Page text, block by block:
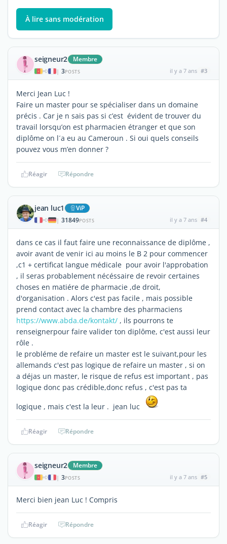
À lire sans modération
seigneur2 Membre
| 3POSTS il y a 7 ans #3
Merci Jean Luc !
Faire un master pour se spécialiser dans un domaine
précis . Car je n sais pas si c’est évident de trouver du
travail lorsqu’on est pharmacien étranger et que son
diplôme on l´a eu au Cameroun . Si oui quels conseils
pouvez vous m’en donner ?
Réagir Répondre
jean luc1 ViP
| 31849POSTS il y a 7 ans #4
dans ce cas il faut faire une reconnaissance de diplôme ,
avoir avant de venir ici au moins le B 2 pour commencer
,c1 + certificat langue médicale pour avoir l'approbation
, il seras probablement nécéssaire de revoir certaines
choses en matiére de pharmacie ,de droit,
d'organisation . Alors c'est pas facile , mais possible
prend contact avec la chambre des pharmaciens
https://www.abda.de/kontakt/ , ils pourrons te
renseignerpour faire valider ton diplôme, c'est aussi leur
rôle .
le probléme de refaire un master est le suivant,pour les
allemands c'est pas logique de refaire un master , si on
a déjas un master, le risque de refus est important , pas
logique donc pas crédible,donc refus , c'est pas ta
logique , mais c'est la leur . jean luc
Réagir Répondre
seigneur2 Membre
| 3POSTS il y a 7 ans #5
Merci bien jean Luc ! Compris
Réagir Répondre